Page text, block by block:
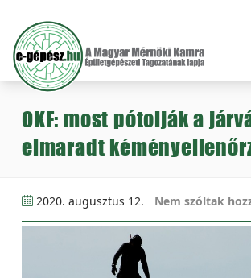
OKF: most pótolják a
elmaradt
2020. augusztus 12. Nem szóltak